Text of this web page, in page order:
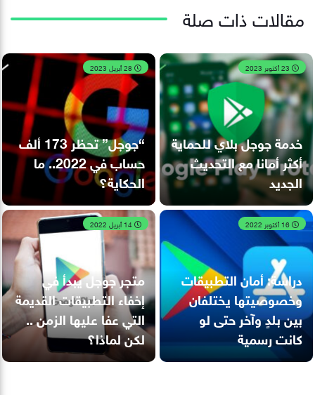
مقالات ذات صلة
خدمة جوجل بلاي للحماية
أكثر أمانا مع التحديث
الجديد
“جوجل” تحظر 173 ألف
حساب في 2022.. ما
الحكاية؟
دراسة: أمان التطبيقات
وخصوصيتها يختلفان
بين بلدٍ وآخر حتى لو
كانت رسمية
متجر جوجل يبدأ في
إخفاء التطبيقات القديمة
التي عفا عليها الزمن ..
لكن لماذا؟